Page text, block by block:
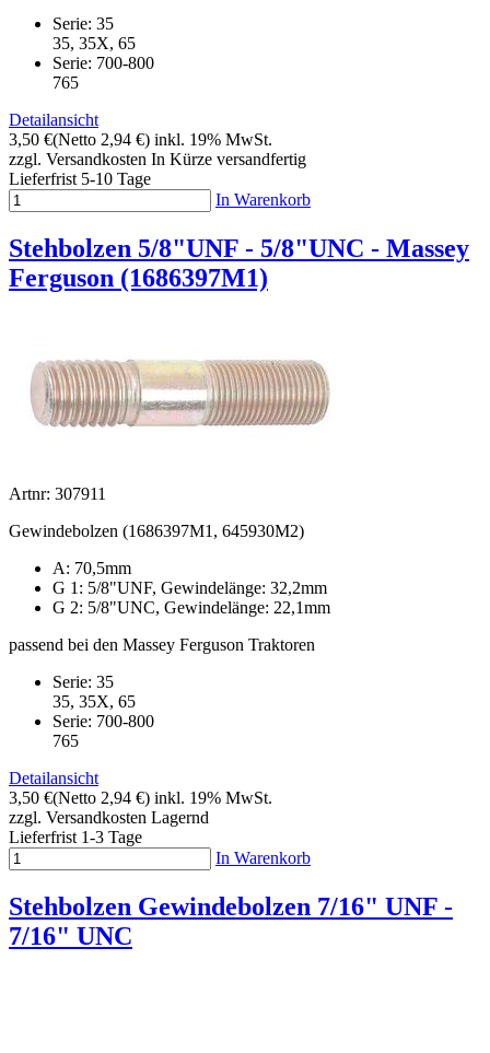
Serie: 35
35, 35X, 65
Serie: 700-800
765
Detailansicht
3,50 €(Netto 2,94 €) inkl. 19% MwSt.
zzgl. Versandkosten In Kürze versandfertig
Lieferfrist 5-10 Tage
In Warenkorb
Stehbolzen 5/8"UNF - 5/8"UNC - Massey
Ferguson (1686397M1)
Artnr: 307911
Gewindebolzen (1686397M1, 645930M2)
A: 70,5mm
G 1: 5/8"UNF, Gewindelänge: 32,2mm
G 2: 5/8"UNC, Gewindelänge: 22,1mm
passend bei den Massey Ferguson Traktoren
Serie: 35
35, 35X, 65
Serie: 700-800
765
Detailansicht
3,50 €(Netto 2,94 €) inkl. 19% MwSt.
zzgl. Versandkosten Lagernd
Lieferfrist 1-3 Tage
In Warenkorb
Stehbolzen Gewindebolzen 7/16" UNF -
7/16" UNC